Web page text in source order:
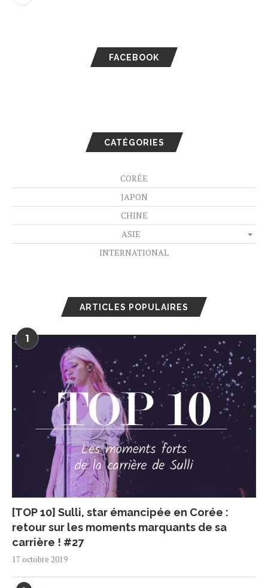
FACEBOOK
CATÉGORIES
CORÉE
JAPON
CHINE
ASIE
INTERNATIONAL
ARTICLES POPULAIRES
1
[TOP 10] Sulli, star émancipée en Corée :
retour sur les moments marquants de sa
carrière ! #27
17 octobre 2019